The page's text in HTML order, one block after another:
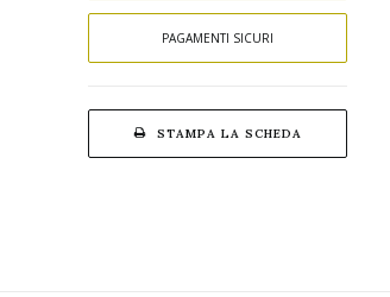
PAGAMENTI SICURI
STAMPA LA SCHEDA